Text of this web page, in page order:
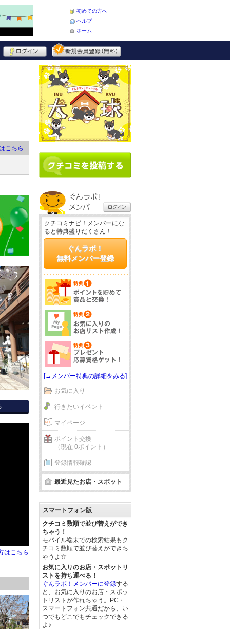
初めての方へ
ヘルプ
ホーム
こちら
はこちら
クチコミナビ！メンバーにな
ると特典盛りだくさん！
ぐんラボ！
無料メンバー登録
[→メンバー特典の詳細をみる]
お気に入り
行きたいイベント
マイページ
ポイント交換
（現在 0ポイント）
登録情報確認
最近見たお店・スポット
スマートフォン版
クチコミ数順で並び替えができ
ちゃう！
モバイル端末での検索結果もク
チコミ数順で並び替えができち
ゃうよ☆
お気に入りのお店・スポットリ
ストを持ち運べる！
ぐんラボ！メンバーに登録する
と、お気に入りのお店・スポッ
トリストが作れちゃう。PC・
スマートフォン共通だから、い
つでもどこでもチェックできる
よ♪